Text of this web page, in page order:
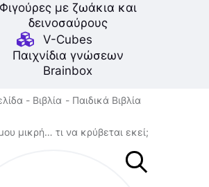
Φιγούρες με ζωάκια και
δεινοσαύρους
V-Cubes
Παιχνίδια γνώσεων
Brainbox
Ρόλων
Βιβλία Παιδικά Βιβλία
μικρή… τι να κρύβεται εκεί;